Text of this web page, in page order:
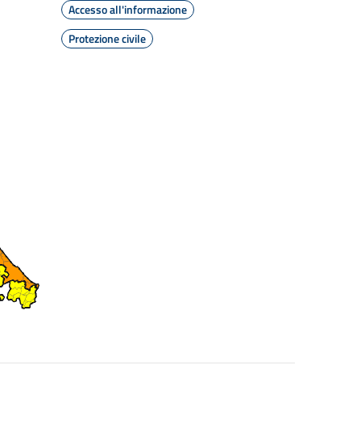
Accesso all'informazione
Protezione civile